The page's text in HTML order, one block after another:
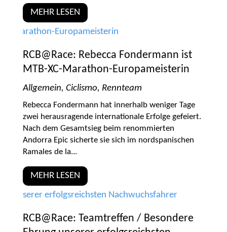
MEHR LESEN
RCB@Race: Rebecca Fondermann ist
MTB-XC-Marathon-Europameisterin
Allgemein, Ciclismo, Rennteam
Rebecca Fondermann hat innerhalb weniger Tage
zwei herausragende internationale Erfolge gefeiert.
Nach dem Gesamtsieg beim renommierten
Andorra Epic sicherte sie sich im nordspanischen
Ramales de la...
MEHR LESEN
RCB@Race: Teamtreffen / Besondere